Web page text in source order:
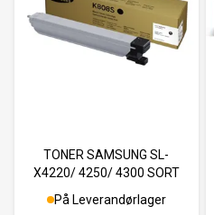
TONER SAMSUNG SL-
X4220/ 4250/ 4300 SORT
På Leverandørlager